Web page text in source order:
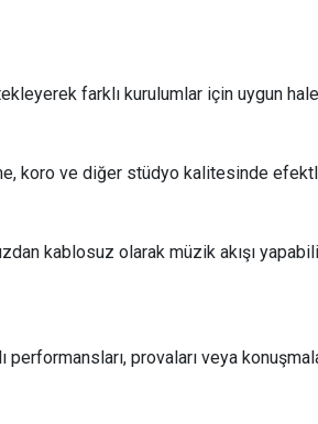
farklı kurulumlar için uygun
koro ve diğer stüdyo kalitesinde
kablosuz olarak müzik akışı
provaları veya